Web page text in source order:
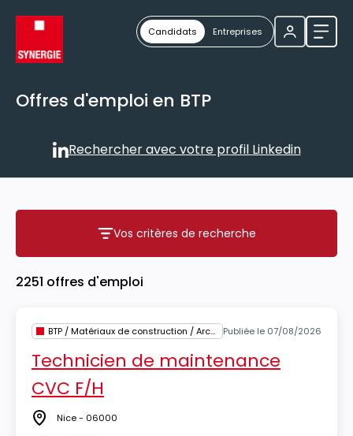
Candidats Entreprises
Offres d'emploi en BTP
Rechercher avec votre
Rechercher avec votre profil Linkedin
Vos critères de recherche
Vos critères de recherche
2251 offres d'emploi
BTP / Matériaux de construction / Architecture Publiée le 07/08/2026
Technicien de maintenance
CVC F/H
Lieu Nice - 06000